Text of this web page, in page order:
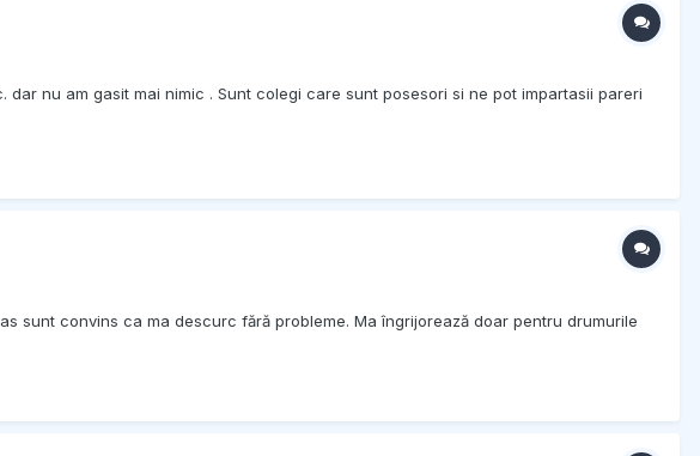
nu am gasit mai nimic . Sunt colegi care sunt posesori si ne pot impartasii pareri
sunt convins ca ma descurc fără probleme. Ma îngrijorează doar pentru drumurile